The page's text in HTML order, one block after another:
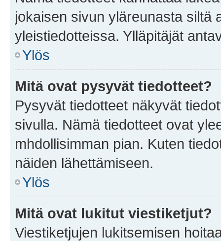
jokaisen sivun yläreunasta siltä
yleistiedotteissa. Ylläpitäjät
Ylös
Mitä ovat pysyvät tiedotteet?
Pysyvät tiedotteet näkyvät
sivulla. Nämä tiedotteet ovat
mhdollisimman pian. Kuten
näiden lähettämiseen.
Ylös
Mitä ovat lukitut viestiketjut?
Viestiketjujen lukitsemisen